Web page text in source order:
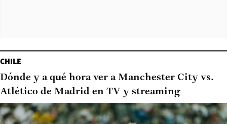
CHILE
Dónde y a qué hora ver a Manchester City vs.
Atlético de Madrid en TV y streaming